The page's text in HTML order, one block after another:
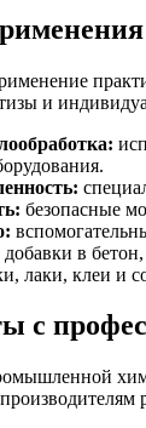
и
безопасные
добавки в
лаки, клеи и
с